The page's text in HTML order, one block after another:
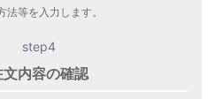
等を入力します。
step4
文内容の確認